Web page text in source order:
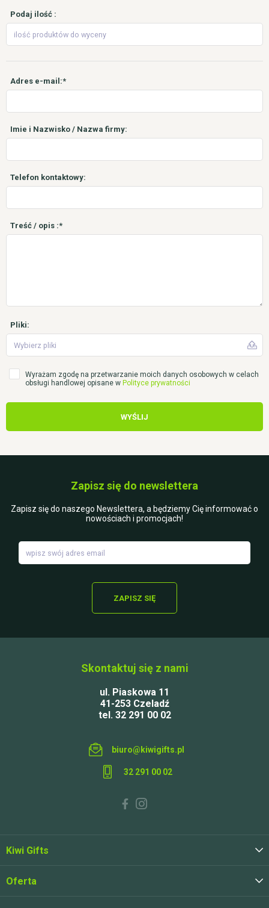
Podaj ilość :
Adres e-mail:*
Imie i Nazwisko / Nazwa firmy:
Telefon kontaktowy:
Treść / opis :*
Pliki:
Wybierz pliki
Wyrażam zgodę na przetwarzanie moich danych osobowych w celach
obsługi handlowej opisane w Polityce prywatności
WYŚLIJ
Skontaktuj się z nami
ul. Piaskowa 11
41-253 Czeladź
tel. 32 291 00 02
biuro@kiwigifts.pl
32 291 00 02
Kiwi Gifts
Oferta
Zapisz się do newslettera
Zapisz się do naszego Newslettera, a będziemy Cię informować o
nowościach i promocjach!
ZAPISZ SIĘ